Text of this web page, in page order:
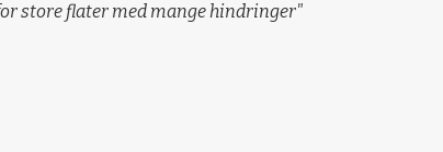
store flater med mange hindringer"